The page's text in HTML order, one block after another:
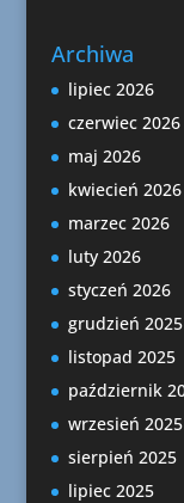
Archiwa
lipiec 2026
czerwiec 2026
maj 2026
kwiecień 2026
marzec 2026
luty 2026
styczeń 2026
grudzień 2025
listopad 2025
październik
wrzesień 2025
sierpień 2025
lipiec 2025